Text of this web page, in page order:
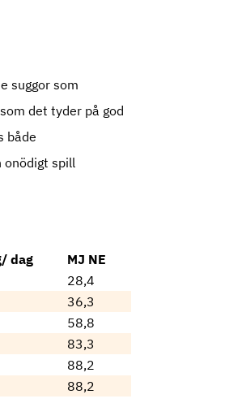
suggor som
det tyder på god
både
onödigt spill
dag
MJ NE
28,4
36,3
58,8
83,3
88,2
88,2